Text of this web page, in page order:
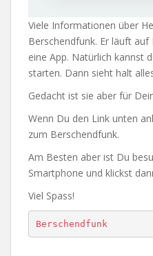
Viele Informationen über
Berschendfunk. Er läuft
eine App. Natürlich kannst
starten. Dann sieht halt
Gedacht ist sie aber für
Wenn Du den Link unten
zum Berschendfunk.
Am Besten aber ist Du
Smartphone und klickst
Viel Spass!
Berschendfunk